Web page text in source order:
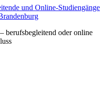
berufsbegleitend oder online